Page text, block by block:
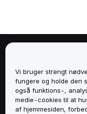
Tjenester
Support
Vi bruger strengt
fungere og holde den
også funktions-,
medie-cookies til at
af hjemmesiden,